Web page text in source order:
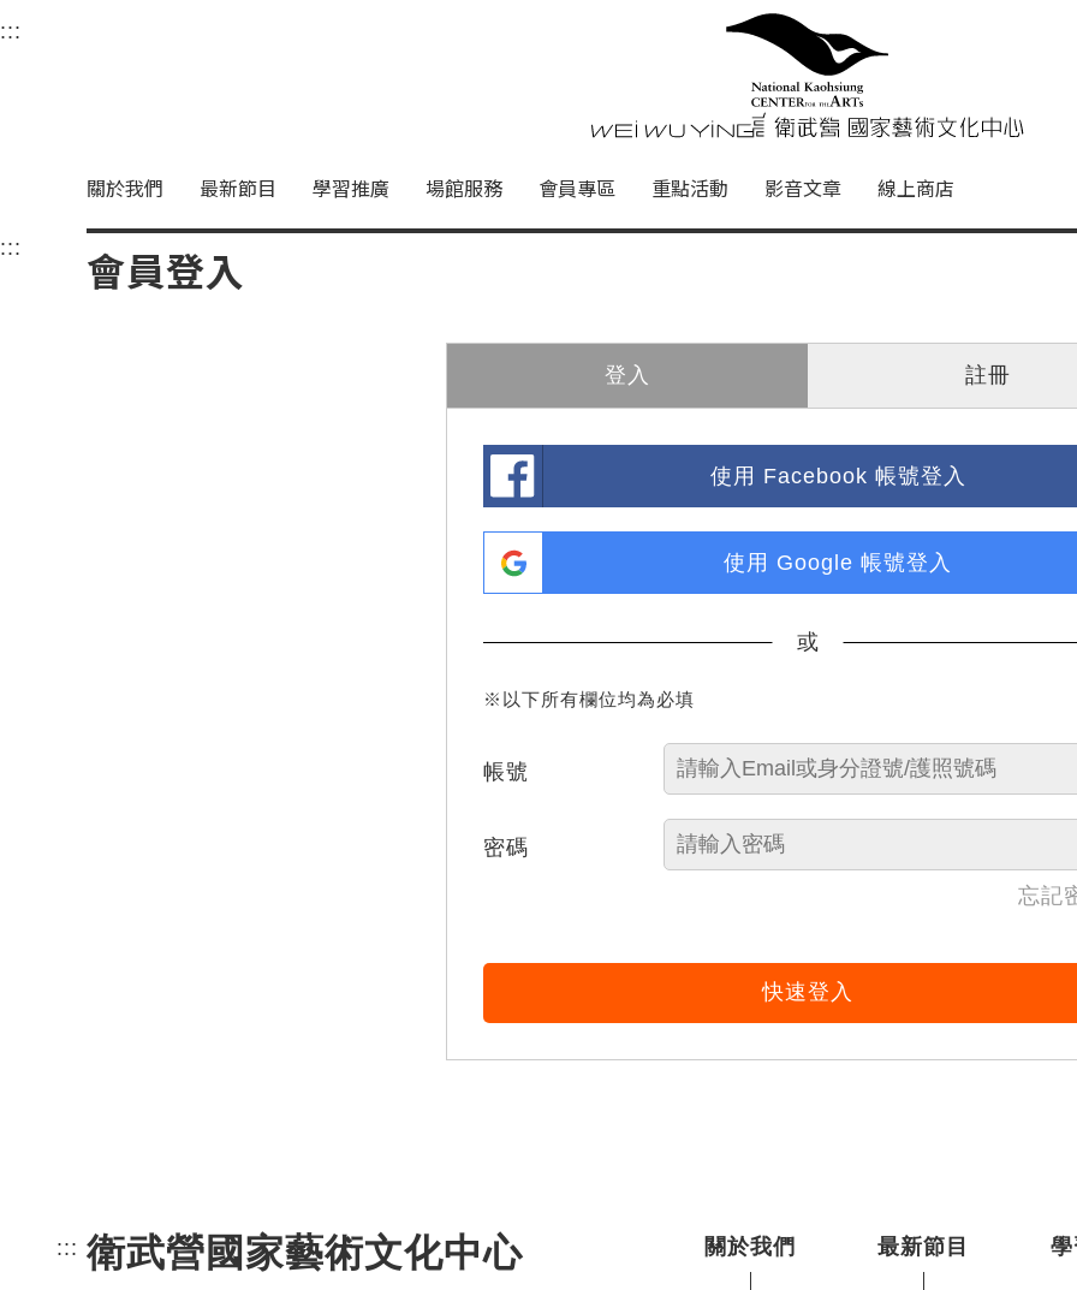
衛武營國家藝術文化中心
中央內容區塊，為本頁主要內容區。
::: 衛武營國家藝術文
關於我們 最新節目 學習推廣 場館服務 會員專區 重點活動 影音文章 線上商店
::: 中央內容區塊，為本頁主要內容區。
會員登入
登入 註冊
使用 Facebook 帳號登入
使用 Google 帳號登入
或
※以下所有欄位均為必填
帳號
密碼
忘記
快速登入
::: 頁尾網站資訊。
衛武營國家藝術文化中心 關於我們 最新節目